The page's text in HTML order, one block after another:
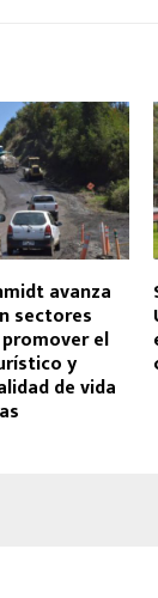
avanza
sectores
el
y
de vida